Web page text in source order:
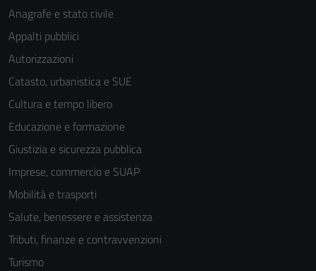
Anagrafe e stato civile
Appalti pubblici
Autorizzazioni
Catasto, urbanistica e SUE
Cultura e tempo libero
Educazione e formazione
Giustizia e sicurezza pubblica
Imprese, commercio e SUAP
Mobilità e trasporti
Salute, benessere e assistenza
Tributi, finanze e contravvenzioni
Turismo